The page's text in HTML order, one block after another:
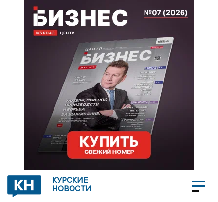
КУРСКИЕ
НОВОСТИ